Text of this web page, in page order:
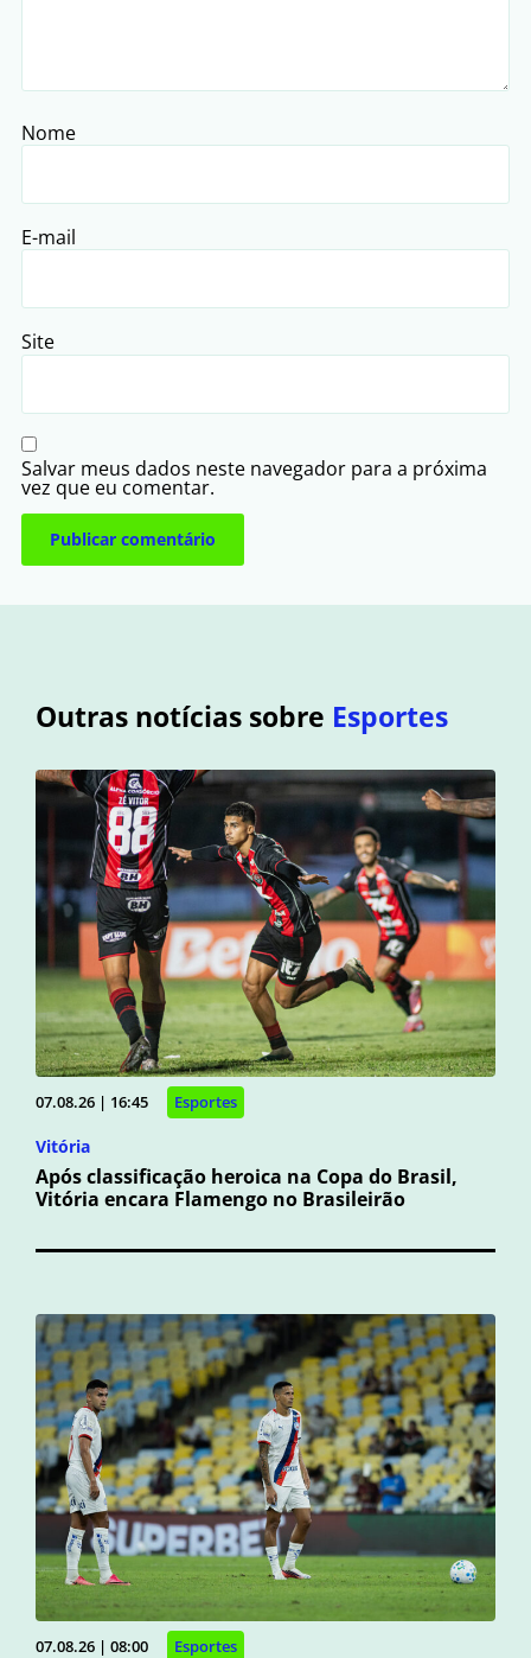
Nome
E-mail
Site
Salvar meus dados neste navegador para a próxima
vez que eu comentar.
Outras notícias sobre Esportes
07.08.26 | 16:45 Esportes
Vitória
Após classificação heroica na Copa do Brasil,
Vitória encara Flamengo no Brasileirão
07.08.26 | 08:00 Esportes